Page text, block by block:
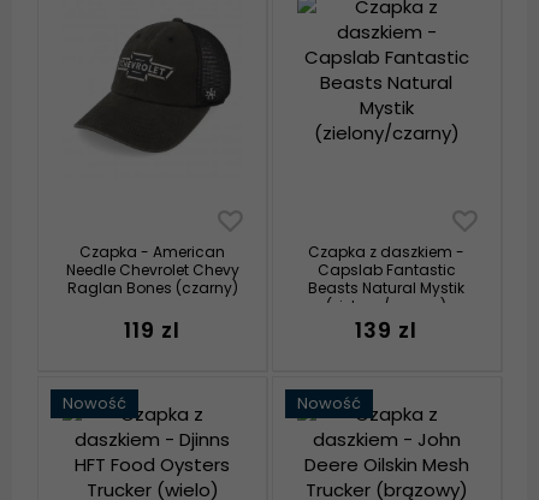
Czapka - American
Needle Chevrolet Chevy
Raglan Bones (czarny)
119 zl
Czapka z daszkiem -
Capslab Fantastic
Beasts Natural Mystik
(zielony/czarny)
139 zl
Nowość Nowość